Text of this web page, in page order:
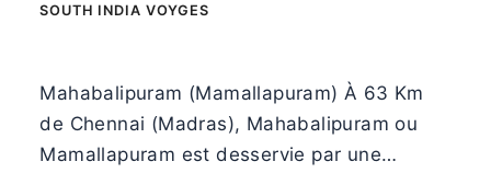
SOUTH INDIA VOYGES
Mahabalipuram (Mamallapuram) À 63 Km
de Chennai (Madras), Mahabalipuram ou
Mamallapuram est desservie par une…